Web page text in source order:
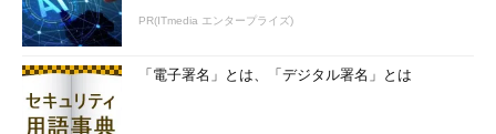
PR(ITmedia エンタープライズ)
「電子署名」とは、「デジタル署名」とは